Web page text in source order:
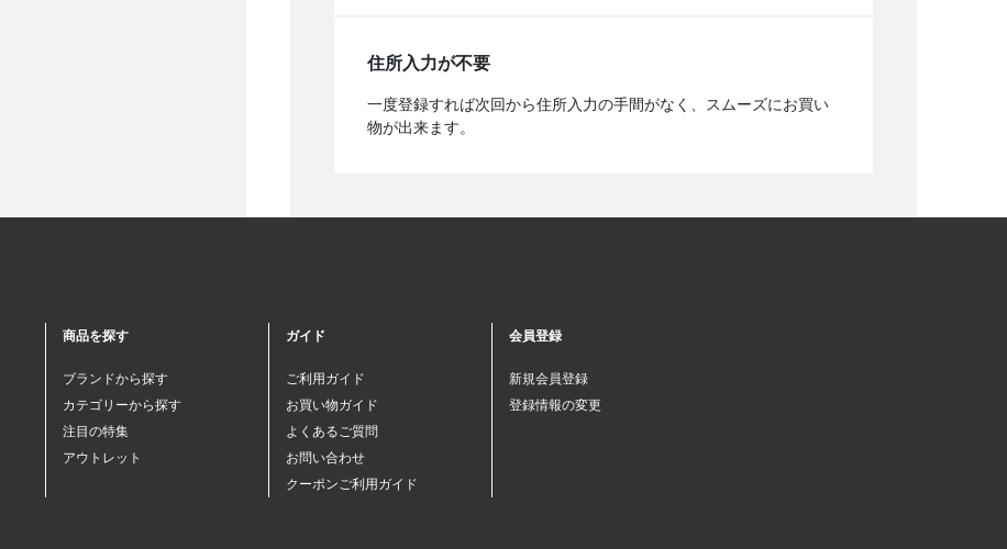
住所入力が不要
一度登録すれば次回から住所入力の手間がなく、スムーズにお買い
物が出来ます。
商品を探す
ブランドから探す
カテゴリーから探す
注目の特集
アウトレット
ガイド
ご利用ガイド
お買い物ガイド
よくあるご質問
お問い合わせ
クーポンご利用ガイド
会員登録
新規会員登録
登録情報の変更